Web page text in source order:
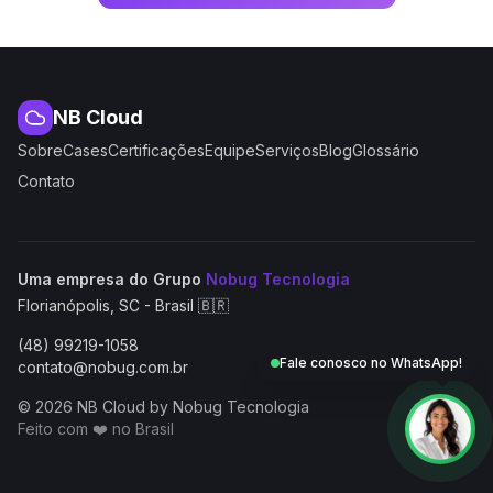
NB Cloud
SobreCasesCertificaçõesEquipeServiçosBlogGlossário
Contato
Uma empresa do Grupo Nobug Tecnologia
Florianópolis, SC - Brasil 🇧🇷
(48) 99219-1058
contato@nobug.com.br
© 2026 NB Cloud by Nobug Tecnologia
Feito com ❤️ no Brasil
NB Cloud by Nobug Tecnologia — Cloud computing,
Fale conosco no WhatsApp!